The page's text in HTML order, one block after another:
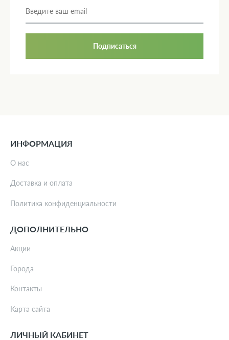
Подписаться
ИНФОРМАЦИЯ
О нас
Доставка и оплата
Политика конфиденциальности
ДОПОЛНИТЕЛЬНО
Акции
Города
Контакты
Карта сайта
ЛИЧНЫЙ КАБИНЕТ